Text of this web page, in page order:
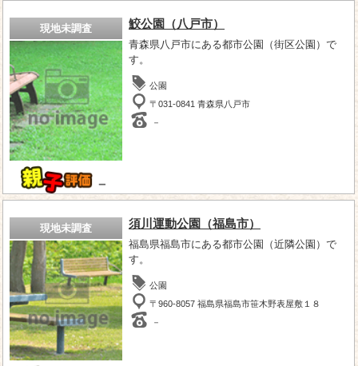
現地未調査
－
鮫公園（八戸市）
青森県八戸市にある都市公園（街区公園）で
す。
公園
〒031-0841 青森県八戸市
－
現地未調査 須川運動公園（福島市）
福島県福島市にある都市公園（近隣公園）で
す。
公園
〒960-8057 福島県福島市笹木野表屋敷１８
－